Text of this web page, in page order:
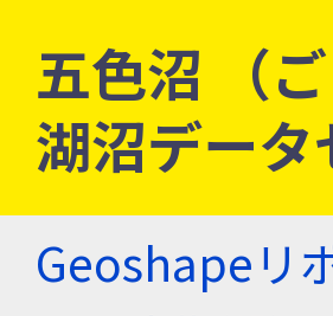
五色沼 （
湖沼データ
Geoshapeリ